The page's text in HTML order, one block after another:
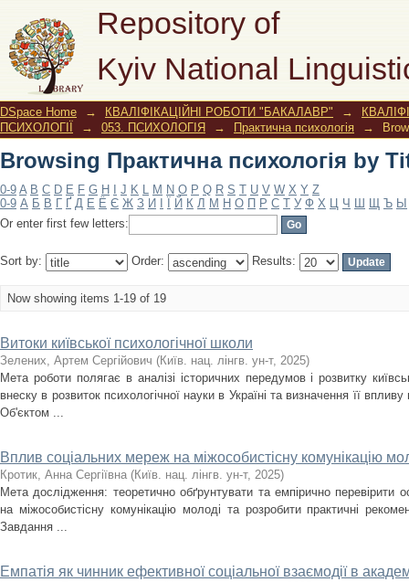
Repository of
Kyiv National
Browsing Практична психологія by
DSpace Home → КВАЛІФІКАЦІЙНІ РОБОТИ "БАКАЛАВР" →
ПСИХОЛОГІЇ
→ 053. ПСИХОЛОГІЯ → Практична психологія →
Browsing Практична психологія by
0-9 A B C D E F G H J K L M N O P Q R S T U V W X Y Z
0-9 А Б В Г Ґ Д Е Ё Є Ж З И Й К Л М Н О П Р С Т У Ф Х Ц Ч Ш Щ Ъ Ы
Or enter first few letters:
Sort by: Order: Results:
Now showing items 1-19 of 19
Витоки київської психологічної школи
Зелених, Артем Сергійович (Київ. нац. лінгв. ун-т, 2025)
Мета роботи полягає в аналізі історичних передумов і розвитку
внеску в розвиток психологічної науки в Україні та визначення її
Об'єктом ...
Вплив соціальних мереж на міжособистісну комунікацію
Кротик, Анна Сергіївна (Київ. нац. лінгв. ун-т, 2025)
Мета дослідження: теоретично обґрунтувати та емпірично перевірити
на міжособистісну комунікацію молоді та розробити практичні
Завдання ...
Емпатія як чинник ефективної соціальної взаємодії в